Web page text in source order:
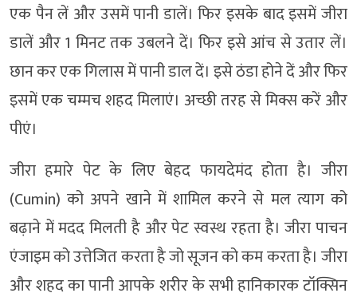
एक पैन लें और उसमें पानी डालें। फिर इसके बाद इसमें जीरा
डालें और 1 मिनट तक उबलने दें। फिर इसे आंच से उतार लें।
छान कर एक गिलास में पानी डाल दें। इसे ठंडा होने दें और फिर
इसमें एक चम्मच शहद मिलाएं। अच्छी तरह से मिक्स करें और
पीएं।
जीरा हमारे पेट के लिए बेहद फायदेमंद होता है। जीरा
(Cumin) को अपने खाने में शामिल करने से मल त्याग को
बढ़ाने में मदद मिलती है और पेट स्वस्थ रहता है। जीरा पाचन
एंजाइम को उत्तेजित करता है जो सूजन को कम करता है। जीरा
और शहद का पानी आपके शरीर के सभी हानिकारक टॉक्सिन